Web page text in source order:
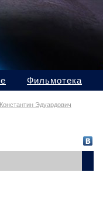
Фильмотека
Эдуардович